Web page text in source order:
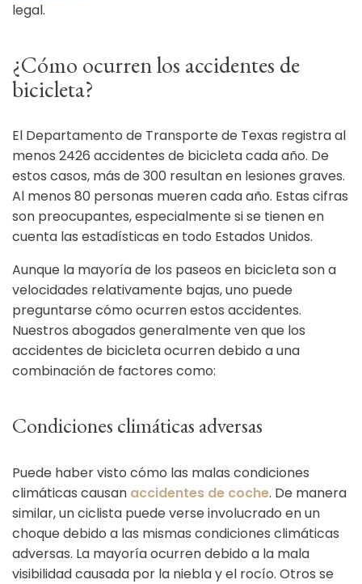
legal.
¿Cómo ocurren los accidentes de
bicicleta?
El Departamento de Transporte de Texas registra al
menos 2426 accidentes de bicicleta cada año. De
estos casos, más de 300 resultan en lesiones graves.
Al menos 80 personas mueren cada año. Estas cifras
son preocupantes, especialmente si se tienen en
cuenta las estadísticas en todo Estados Unidos.
Aunque la mayoría de los paseos en bicicleta son a
velocidades relativamente bajas, uno puede
preguntarse cómo ocurren estos accidentes.
Nuestros abogados generalmente ven que los
accidentes de bicicleta ocurren debido a una
combinación de factores como:
Condiciones climáticas adversas
Puede haber visto cómo las malas condiciones
climáticas causan accidentes de coche. De manera
similar, un ciclista puede verse involucrado en un
choque debido a las mismas condiciones climáticas
adversas. La mayoría ocurren debido a la mala
visibilidad causada por la niebla y el rocío. Otros se